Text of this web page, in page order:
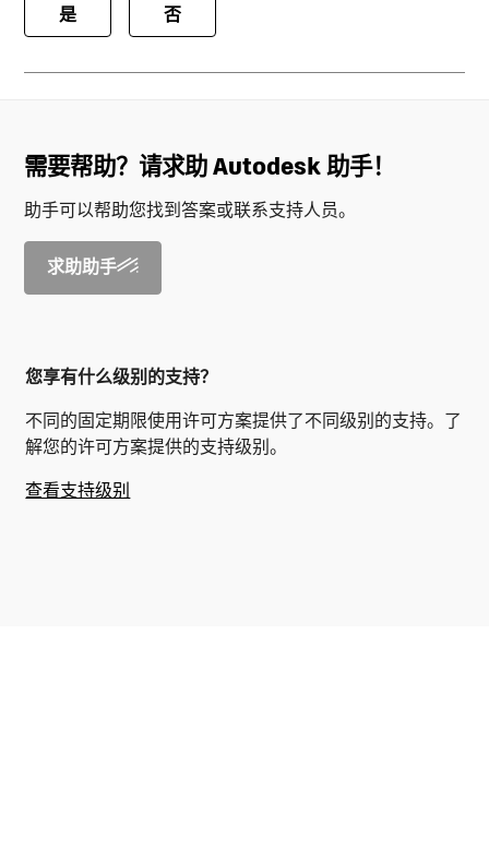
是 否
需要帮助？请求助 Autodesk 助手！
助手可以帮助您找到答案或联系支持人员。
求助助手
您享有什么级别的支持？
不同的固定期限使用许可方案提供了不同级别的支持。了
解您的许可方案提供的支持级别。
查看支持级别